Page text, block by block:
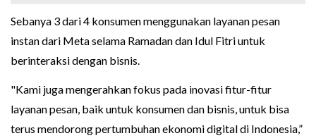
Sebanya 3 dari 4 konsumen menggunakan layanan pesan
instan dari Meta selama Ramadan dan Idul Fitri untuk
berinteraksi dengan bisnis.
"Kami juga mengerahkan fokus pada inovasi fitur-fitur
layanan pesan, baik untuk konsumen dan bisnis, untuk bisa
terus mendorong pertumbuhan ekonomi digital di Indonesia,”